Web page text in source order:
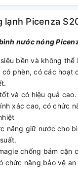
lạnh Picenza
nước nóng
bền và không thể
phèn, có các hoạt
và có hiệu quả cao.
xác cao, có chức
năng giữ nước cho
chống bám cặn
chức năng bảo vệ